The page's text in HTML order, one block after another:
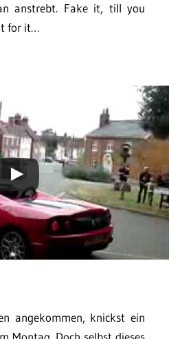
anstrebt. Fake it, till you
for it…
angekommen, knickst ein